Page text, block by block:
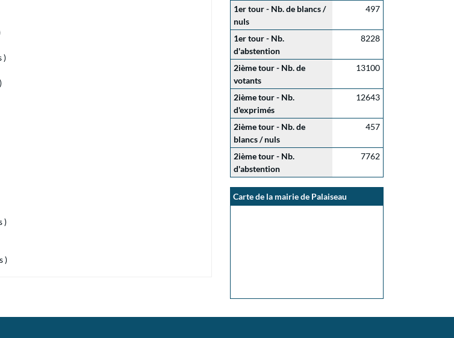
)
)
)
1er tour - Nb. de blancs /
nuls
497
1er tour - Nb.
d'abstention
8228
2ième tour - Nb. de
votants
13100
2ième tour - Nb.
d'exprimés
12643
2ième tour - Nb. de
blancs / nuls
457
2ième tour - Nb.
d'abstention
7762
Carte de la mairie de Palaiseau